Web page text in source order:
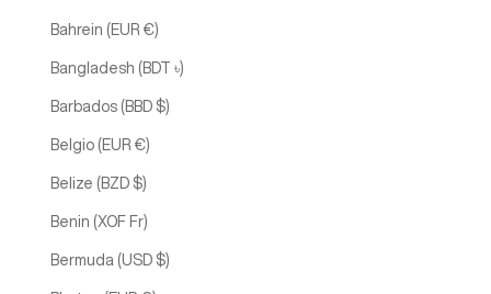
Bahrein (EUR €)
Bangladesh (BDT ৳)
Barbados (BBD $)
Belgio (EUR €)
Belize (BZD $)
Benin (XOF Fr)
Bermuda (USD $)